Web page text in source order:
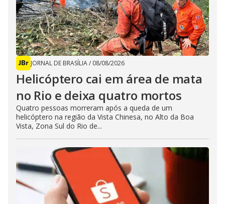
JORNAL DE BRASÍLIA/ 08/08/2026
Helicóptero cai em área de mata
no Rio e deixa quatro mortos
Quatro pessoas morreram após a queda de um
helicóptero na região da Vista Chinesa, no Alto da Boa
Vista, Zona Sul do Rio de...